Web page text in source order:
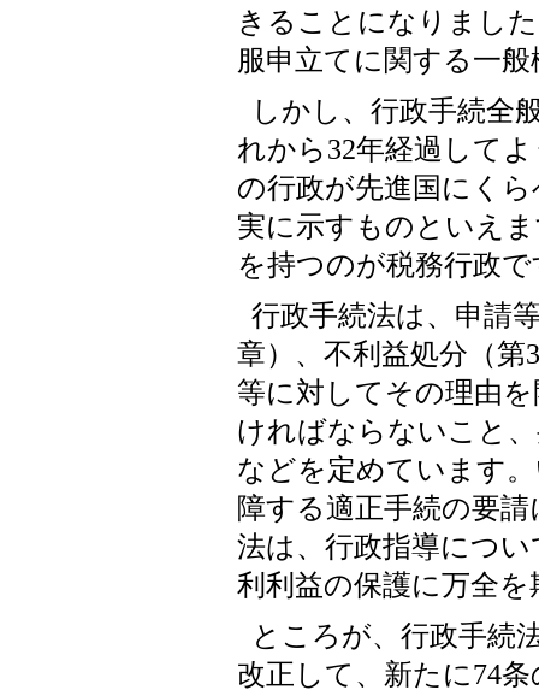
きることになりまし
服申立てに関する一
しかし、行政手続全
れから32年経過して
の行政が先進国にく
実に示すものといえ
を持つのが税務行政で
行政手続法は、申請
章）、不利益処分（
等に対してその理由
ければならないこと
などを定めています
障する適正手続の要
法は、行政指導につ
利利益の保護に万全
ところが、行政手続
改正して、新たに74